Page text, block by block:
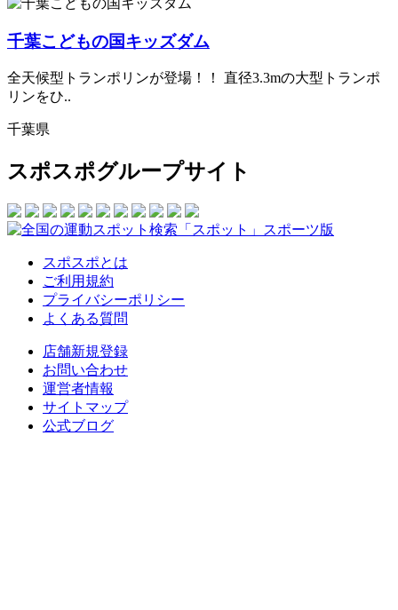
千葉こどもの国キッズダム
全天候型トランポリンが登場！！ 直径3.3mの大型トランポ
リンをひ..
千葉県
スポスポグループサイト
スポスポとは
ご利用規約
プライバシーポリシー
よくある質問
店舗新規登録
お問い合わせ
運営者情報
サイトマップ
公式ブログ